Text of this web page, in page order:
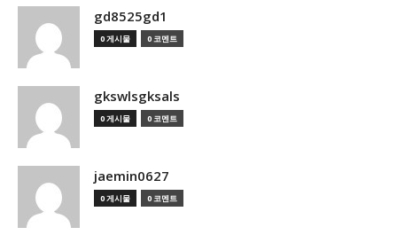
gd8525gd1
0 게시물 0 코멘트
gkswlsgksals
0 게시물 0 코멘트
jaemin0627
0 게시물 0 코멘트